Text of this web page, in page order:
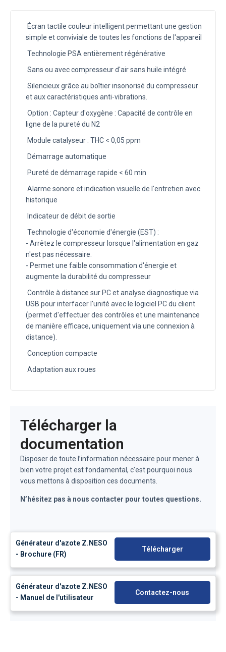
Écran tactile couleur intelligent permettant une gestion
simple et conviviale de toutes les fonctions de l'appareil
Technologie PSA entièrement régénérative
Sans ou avec compresseur d'air sans huile intégré
Silencieux grâce au boîtier insonorisé du compresseur
et aux caractéristiques anti-vibrations.
Option : Capteur d'oxygène : Capacité de contrôle en
ligne de la pureté du N2
Module catalyseur : THC < 0,05 ppm
Démarrage automatique
Pureté de démarrage rapide < 60 min
Alarme sonore et indication visuelle de l'entretien avec
historique
Indicateur de débit de sortie
Technologie d'économie d'énergie (EST) :
- Arrêtez le compresseur lorsque l'alimentation en gaz
n'est pas nécessaire.
- Permet une faible consommation d'énergie et
augmente la durabilité du compresseur
Contrôle à distance sur PC et analyse diagnostique via
USB pour interfacer l'unité avec le logiciel PC du client
(permet d'effectuer des contrôles et une maintenance
de manière efficace, uniquement via une connexion à
distance).
Conception compacte
Adaptation aux roues
Télécharger la
documentation
Disposer de toute l’information nécessaire pour mener à
bien votre projet est fondamental, c’est pourquoi nous
vous mettons à disposition ces documents.
N’hésitez pas à nous contacter pour toutes questions.
Générateur d'azote Z.NESO
- Brochure (FR)
Télécharger
Générateur d'azote Z.NESO
- Manuel de l'utilisateur
Contactez-nous